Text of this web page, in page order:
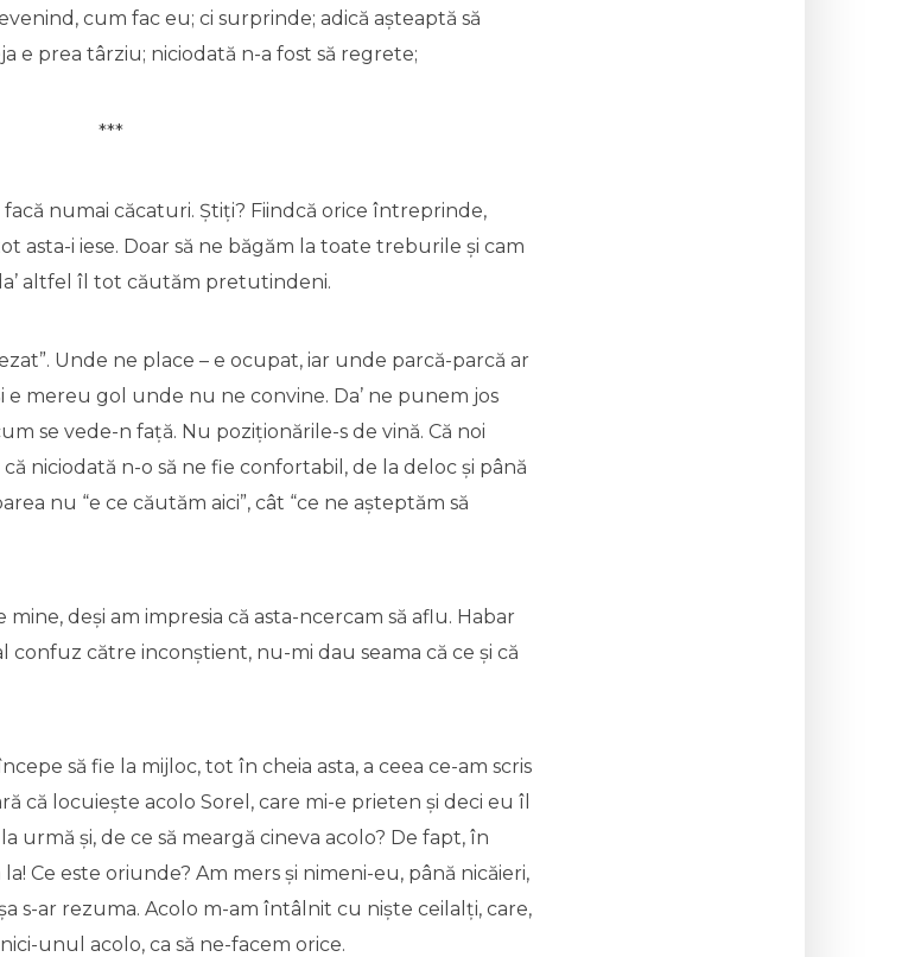
cum fac eu; ci surprinde; adică așteaptă să
e prea târziu; niciodată n-a fost să regrete;
***
numai căcaturi. Știți? Fiindcă orice întreprinde,
asta-i iese. Doar să ne băgăm la toate treburile și cam
altfel îl tot căutăm pretutindeni.
Unde ne place – e ocupat, iar unde parcă-parcă ar
e mereu gol unde nu ne convine. Da’ ne punem jos
se vede-n față. Nu poziționările-s de vină. Că noi
niciodată n-o să ne fie confortabil, de la deloc și până
nu “e ce căutăm aici”, cât “ce ne așteptăm să
deși am impresia că asta-ncercam să aflu. Habar
confuz către inconștient, nu-mi dau seama că ce și că
să fie la mijloc, tot în cheia asta, a ceea ce-am scris
că locuiește acolo Sorel, care mi-e prieten și deci eu îl
urmă și, de ce să meargă cineva acolo? De fapt, în
Ce este oriunde? Am mers și nimeni-eu, până nicăieri,
s-ar rezuma. Acolo m-am întâlnit cu niște ceilalți, care,
unul acolo, ca să ne-facem orice.